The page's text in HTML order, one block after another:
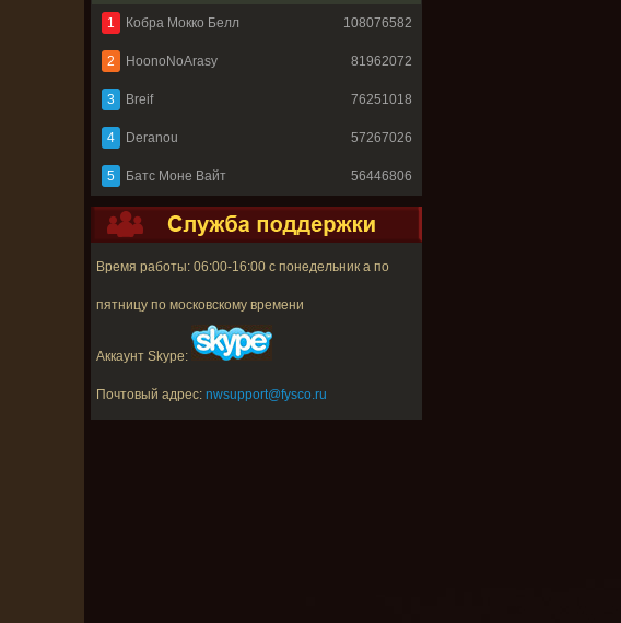
1 Кобра Мокко Белл 108076582
2 HoonoNoArasy 81962072
3 Breif 76251018
4 Deranou 57267026
5 Батс Моне Вайт 56446806
Время работы: 06:00-16:00 с понедельник а по
пятницу по московскому времени
Аккаунт Skype:
Почтовый адрес: nwsupport@fysco.ru